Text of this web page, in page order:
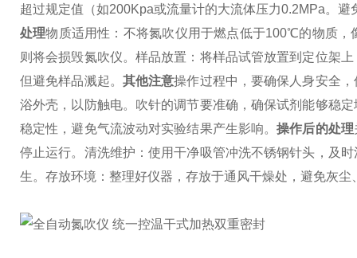
超过规定值（如200Kpa或流量计的大流体压力0.2MPa。 避
处理物质适用性：不将氮吹仪用于燃点低于100℃的物质，
则将会损毁氮吹仪。 样品放置：将样品试管放置到定位架
但避免样品溅起。 其他注意操作过程中，要确保人身安全
浴外壳，以防触电。 吹针的调节要准确，确保试剂能够稳
稳定性，避免气流波动对实验结果产生影响。操作后的处理
停止运行。 清洗维护：使用干净吸管冲洗不锈钢针头，及
生。 存放环境：整理好仪器，存放于通风干燥处，避免灰尘